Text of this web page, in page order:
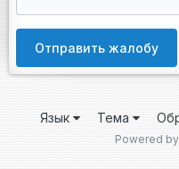
Отправить жалобу
Язык Тема
Powered